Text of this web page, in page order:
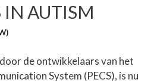
IN AUTISM
de ontwikkelaars van het
System (PECS), is nu